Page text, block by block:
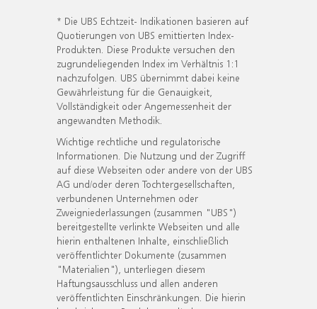
* Die UBS Echtzeit- Indikationen basieren auf
Quotierungen von UBS emittierten Index-
Produkten. Diese Produkte versuchen den
zugrundeliegenden Index im Verhältnis 1:1
nachzufolgen. UBS übernimmt dabei keine
Gewährleistung für die Genauigkeit,
Vollständigkeit oder Angemessenheit der
angewandten Methodik.
Wichtige rechtliche und regulatorische
Informationen. Die Nutzung und der Zugriff
auf diese Webseiten oder andere von der UBS
AG und/oder deren Tochtergesellschaften,
verbundenen Unternehmen oder
Zweigniederlassungen (zusammen "UBS")
bereitgestellte verlinkte Webseiten und alle
hierin enthaltenen Inhalte, einschließlich
veröffentlichter Dokumente (zusammen
"Materialien"), unterliegen diesem
Haftungsausschluss und allen anderen
veröffentlichten Einschränkungen. Die hierin